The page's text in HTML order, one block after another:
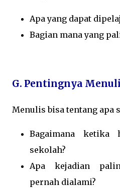
Apa yang dapat
Bagian mana yang
G. Pentingnya
Menulis bisa tentang apa
Bagaimana ketika
sekolah?
Apa kejadian
pernah dialami?